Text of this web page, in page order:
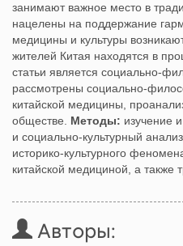
занимают важное место в
нацелены на поддержание
медицины и культуры
жителей Китая находятся в
статьи является социально-
рассмотрены социально-
китайской медицины,
обществе. Методы: изучение
и социально-культурный
историко-культурного
китайской медициной, а
Авторы: